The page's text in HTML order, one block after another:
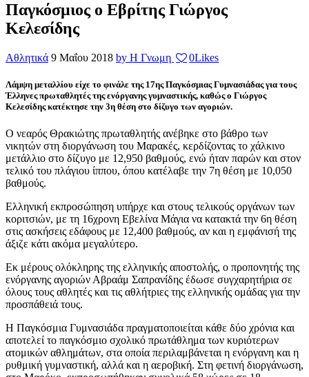
Παγκόσμιος ο Εβρίτης Γιώργος
Κελεσίδης
Αθλητικά 9 Μαΐου 2018 by Η Γνωμη 0Likes
Λάμψη μεταλλίου είχε το φινάλε της 17ης Παγκόσμιας Γυμνασιάδας για τους
Έλληνες πρωταθλητές της ενόργανης γυμναστικής, καθώς ο Γιώργος
Κελεσίδης κατέκτησε την 3η θέση στο δίζυγο των αγοριών.
Ο νεαρός Θρακιώτης πρωταθλητής ανέβηκε στο βάθρο των
νικητών στη διοργάνωση του Μαρακές, κερδίζοντας το χάλκινο
μετάλλιο στο δίζυγο με 12,950 βαθμούς, ενώ ήταν παρών και στον
τελικό του πλάγιου ίππου, όπου κατέλαβε την 7η θέση με 10,050
βαθμούς.
Ελληνική εκπροσώπηση υπήρχε και στους τελικούς οργάνων των
κοριτσιών, με τη 16χρονη Εβελίνα Μάγια να κατακτά την 6η θέση
στις ασκήσεις εδάφους με 12,400 βαθμούς, αν και η εμφάνισή της
άξιζε κάτι ακόμα μεγαλύτερο.
Εκ μέρους ολόκληρης της ελληνικής αποστολής, ο προπονητής της
ενόργανης αγοριών Αβραάμ Σαπρανίδης έδωσε συγχαρητήρια σε
όλους τους αθλητές και τις αθλήτριες της ελληνικής ομάδας για την
προσπάθειά τους.
Η Παγκόσμια Γυμνασιάδα πραγματοποιείται κάθε δύο χρόνια και
αποτελεί το παγκόσμιο σχολικό πρωτάθλημα των κυριότερων
ατομικών αθλημάτων, στα οποία περιλαμβάνεται η ενόργανη και η
ρυθμική γυμναστική, αλλά και η αεροβική. Στη φετινή διοργάνωση,